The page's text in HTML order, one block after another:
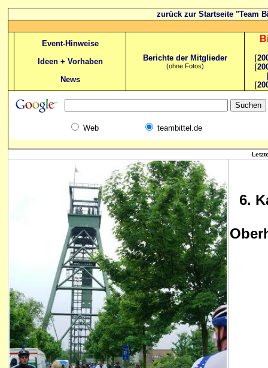
zurück zur Startseite "Team
Event-Hinweise
Ideen + Vorhaben
News
Berichte der Mitglieder
(ohne Fotos)
[
[
[
Web teambittel.de
6.